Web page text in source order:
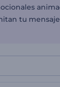
tu